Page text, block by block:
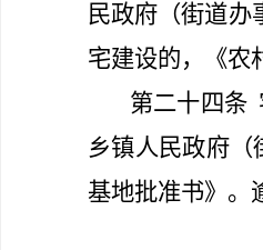
民政府 （街道办
宅建设的，《农
第二十四条
乡镇人民政府（
基地批准书》。